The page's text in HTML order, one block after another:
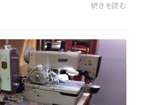
続きを読む